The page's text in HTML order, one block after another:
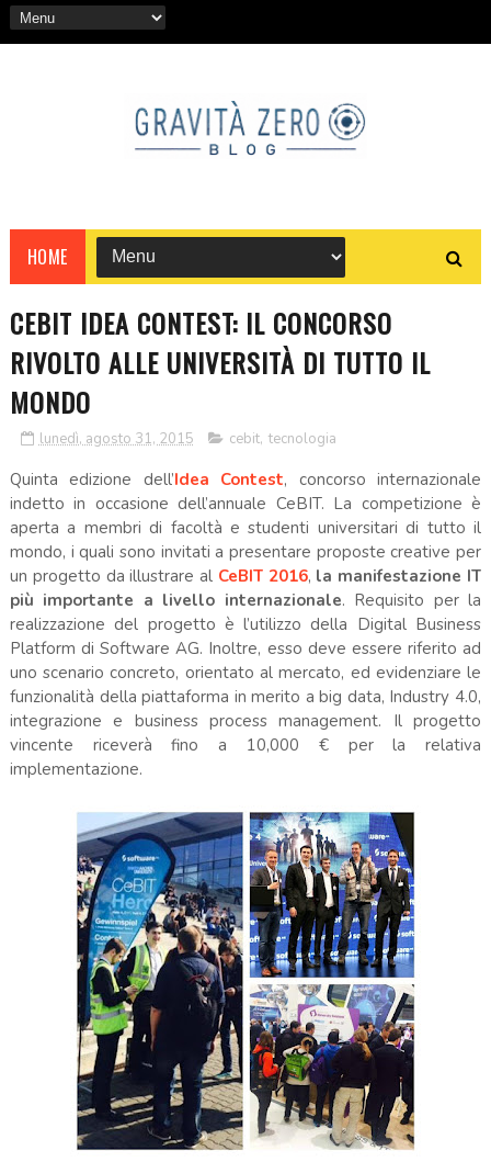
HOME
CEBIT IDEA CONTEST: IL CONCORSO
RIVOLTO ALLE UNIVERSITÀ DI TUTTO IL
MONDO
lunedì, agosto 31, 2015 cebit, tecnologia
Quinta edizione dell’Idea Contest, concorso internazionale
indetto in occasione dell’annuale CeBIT. La competizione è
aperta a membri di facoltà e studenti universitari di tutto il
mondo, i quali sono invitati a presentare proposte creative per
un progetto da illustrare al CeBIT 2016, la manifestazione IT
più importante a livello internazionale. Requisito per la
realizzazione del progetto è l’utilizzo della Digital Business
Platform di Software AG. Inoltre, esso deve essere riferito ad
uno scenario concreto, orientato al mercato, ed evidenziare le
funzionalità della piattaforma in merito a big data, Industry 4.0,
integrazione e business process management. Il progetto
vincente riceverà fino a 10,000 € per la relativa
implementazione.